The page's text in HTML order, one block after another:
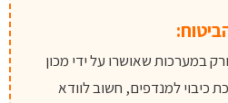
במערכות שאושרו על ידי מכון
כיבוי למנדפים, חשוב לוודא